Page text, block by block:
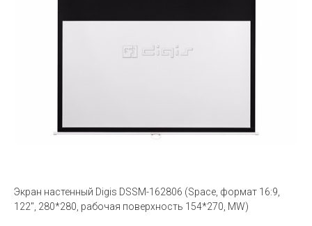
Экран настенный Digis DSSM-162806 (Space, формат 16:9,
122", 280*280, рабочая поверхность 154*270, MW)